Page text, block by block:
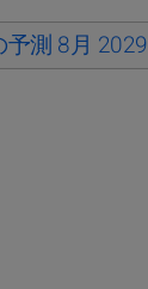
測 8月 2029